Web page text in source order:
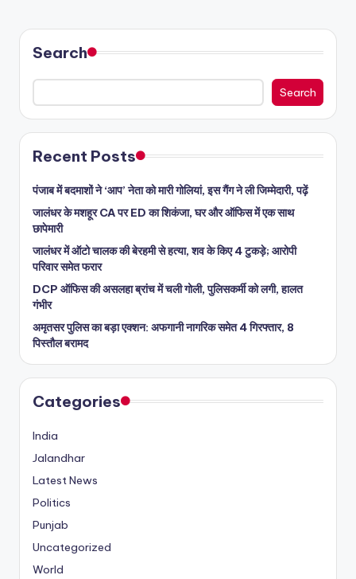
Search
Search
Recent Posts
पंजाब में बदमाशों ने ‘आप’ नेता को मारी गोलियां, इस गैंग ने ली जिम्मेदारी, पढ़ें
जालंधर के मशहूर CA पर ED का शिकंजा, घर और ऑफिस में एक साथ
छापेमारी
जालंधर में ऑटो चालक की बेरहमी से हत्या, शव के किए 4 टुकड़े; आरोपी
परिवार समेत फरार
DCP ऑफिस की असलहा ब्रांच में चली गोली, पुलिसकर्मी को लगी, हालत
गंभीर
अमृतसर पुलिस का बड़ा एक्शन: अफगानी नागरिक समेत 4 गिरफ्तार, 8
पिस्तौल बरामद
Categories
India
Jalandhar
Latest News
Politics
Punjab
Uncategorized
World